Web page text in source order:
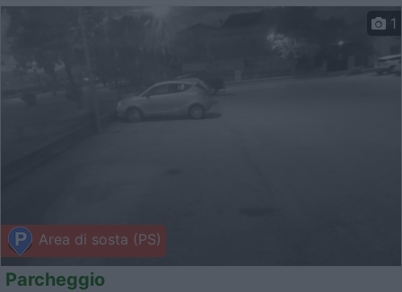
Area di sosta (PS)
1
Parcheggio